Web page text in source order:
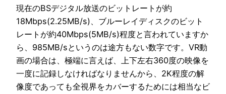
現在のBSデジタル放送のビットレートが約
18Mbps(2.25MB/s)、ブルーレイディスクのビット
レートが約40Mbps(5MB/s)程度と言われていますか
ら、985MB/sというのは途方もない数字です。VR動
画の場合は、極端に言えば、上下左右360度の映像を
一度に記録しなければなりませんから、2K程度の解
像度であっても全視界をカバーするためには相当なビ